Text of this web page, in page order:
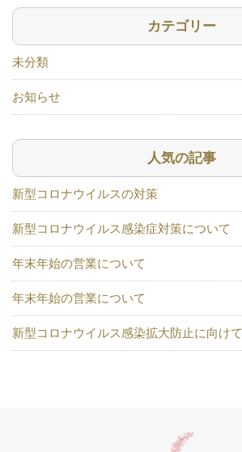
カテゴリー
未分類
お知らせ
人気の記事
新型コロナウイルスの対策
新型コロナウイルス感染症対策について
年末年始の営業について
年末年始の営業について
新型コロナウイルス感染拡大防止に向けて